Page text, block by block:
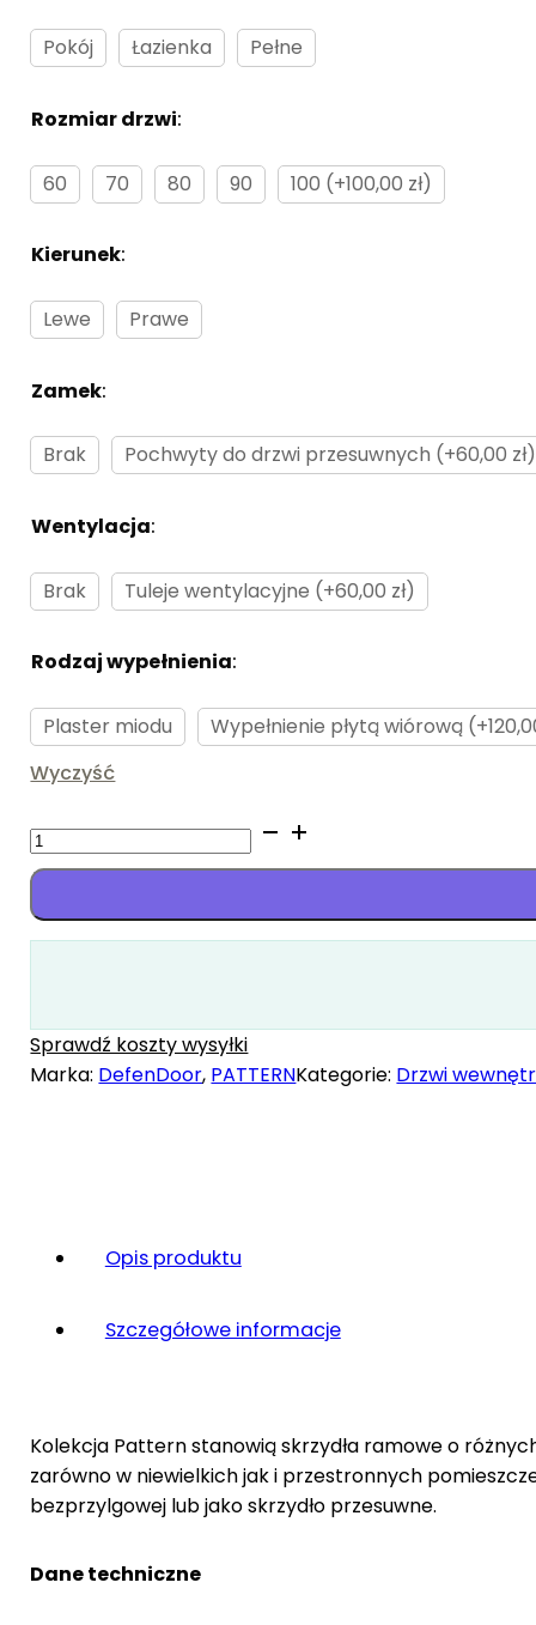
Pokój Łazienka Pełne
Rozmiar drzwi:
60 70 80 90 100 (+100,00 zł)
Kierunek:
Lewe Prawe
Zamek:
Brak Pochwyty do drzwi przesuwnych (+60,00 zł)
Wentylacja:
Brak Tuleje wentylacyjne (+60,00 zł)
Rodzaj wypełnienia:
Plaster miodu
Wypełnienie płytą wiórową
Wyczyść
ilość
Sara
Sprawdź koszty wysyłki
Marka: DefenDoor, PATTERNKategorie: Drzwi
Opis produktu
Szczegółowe informacje
Kolekcja Pattern stanowią skrzydła ramowe o
zarówno w niewielkich jak i przestronnych
bezprzylgowej lub jako skrzydło przesuwne.
Dane techniczne